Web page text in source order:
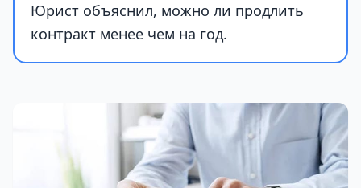
Юрист объяснил, можно ли продлить
контракт менее чем на год.